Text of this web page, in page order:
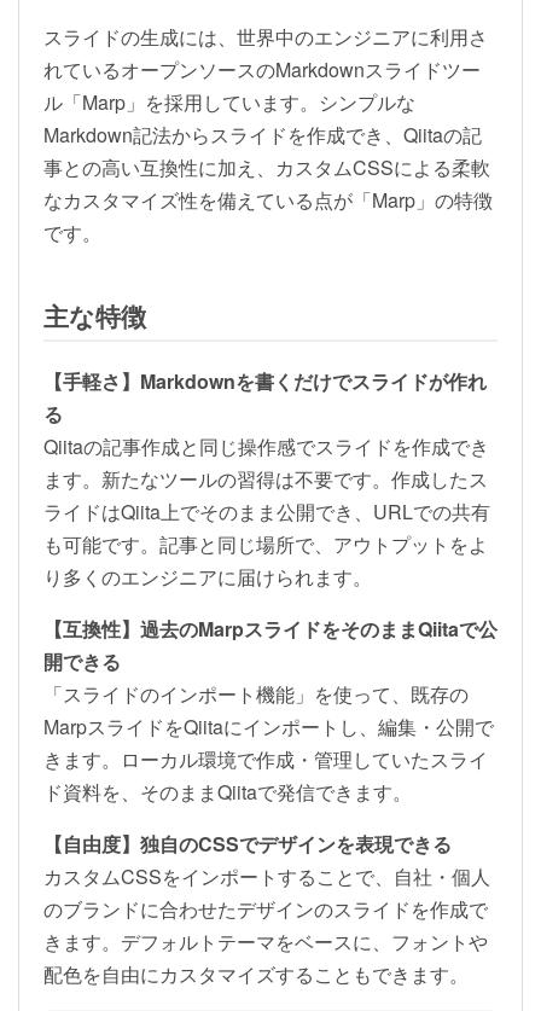
スライドの生成には、世界中のエンジニアに利用さ
れているオープンソースのMarkdownスライドツー
ル「Marp」を採用しています。シンプルな
Markdown記法からスライドを作成でき、Qiitaの記
事との高い互換性に加え、カスタムCSSによる柔軟
なカスタマイズ性を備えている点が「Marp」の特徴
です。
主な特徴
【手軽さ】Markdownを書くだけでスライドが作れ
る
Qiitaの記事作成と同じ操作感でスライドを作成でき
ます。新たなツールの習得は不要です。作成したス
ライドはQiita上でそのまま公開でき、URLでの共有
も可能です。記事と同じ場所で、アウトプットをよ
り多くのエンジニアに届けられます。
【互換性】過去のMarpスライドをそのままQiitaで公
開できる
「スライドのインポート機能」を使って、既存の
MarpスライドをQiitaにインポートし、編集・公開で
きます。ローカル環境で作成・管理していたスライ
ド資料を、そのままQiitaで発信できます。
【自由度】独自のCSSでデザインを表現できる
カスタムCSSをインポートすることで、自社・個人
のブランドに合わせたデザインのスライドを作成で
きます。デフォルトテーマをベースに、フォントや
配色を自由にカスタマイズすることもできます。